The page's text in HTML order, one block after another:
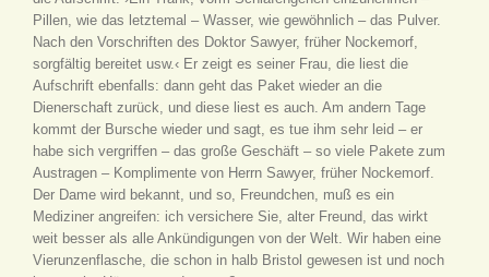
Pillen, wie das letztemal – Wasser, wie gewöhnlich – das Pulver.
Nach den Vorschriften des Doktor Sawyer, früher Nockemorf,
sorgfältig bereitet usw.‹ Er zeigt es seiner Frau, die liest die
Aufschrift ebenfalls: dann geht das Paket wieder an die
Dienerschaft zurück, und diese liest es auch. Am andern Tage
kommt der Bursche wieder und sagt, es tue ihm sehr leid – er
habe sich vergriffen – das große Geschäft – so viele Pakete zum
Austragen – Komplimente von Herrn Sawyer, früher Nockemorf.
Der Dame wird bekannt, und so, Freundchen, muß es ein
Mediziner angreifen: ich versichere Sie, alter Freund, das wirkt
weit besser als alle Ankündigungen von der Welt. Wir haben eine
Vierunzenflasche, die schon in halb Bristol gewesen ist und noch